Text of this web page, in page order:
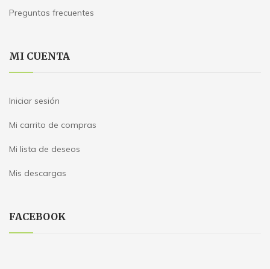
Preguntas frecuentes
MI CUENTA
Iniciar sesión
Mi carrito de compras
Mi lista de deseos
Mis descargas
FACEBOOK